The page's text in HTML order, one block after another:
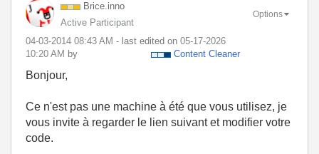
Brice.inno
Active Participant
‎04-03-2014 08:43 AM - last edited on ‎05-17-2026
10:20 AM by Content Cleaner
Options
Bonjour,
Ce n'est pas une machine à été que vous utilisez, je
vous invite à regarder le lien suivant et modifier votre
code.